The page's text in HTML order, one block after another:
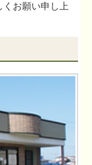
お願い申し上